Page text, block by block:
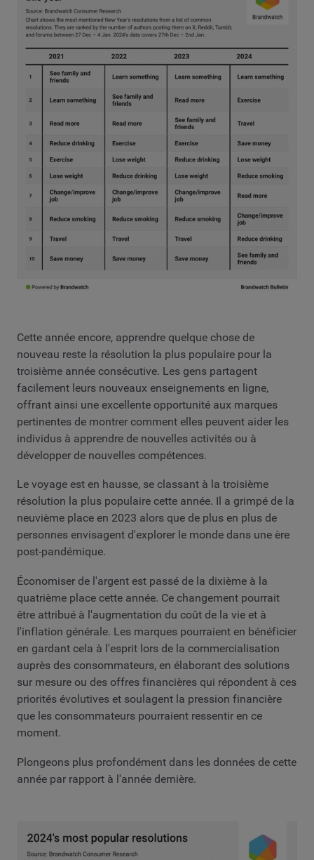
Cette année encore, apprendre quelque chose de
nouveau reste la résolution la plus populaire pour la
troisième année consécutive. Les gens partagent
facilement leurs nouveaux enseignements en ligne,
offrant ainsi une excellente opportunité aux marques
pertinentes de montrer comment elles peuvent aider les
individus à apprendre de nouvelles activités ou à
développer de nouvelles compétences.
Le voyage est en hausse, se classant à la troisième
résolution la plus populaire cette année. Il a grimpé de la
neuvième place en 2023 alors que de plus en plus de
personnes envisagent d'explorer le monde dans une ère
post-pandémique.
Économiser de l'argent est passé de la dixième à la
quatrième place cette année. Ce changement pourrait
être attribué à l'augmentation du coût de la vie et à
l'inflation générale. Les marques pourraient en bénéficier
en gardant cela à l'esprit lors de la commercialisation
auprès des consommateurs, en élaborant des solutions
sur mesure ou des offres financières qui répondent à ces
priorités évolutives et soulagent la pression financière
que les consommateurs pourraient ressentir en ce
moment.
Plongeons plus profondément dans les données de cette
année par rapport à l'année dernière.